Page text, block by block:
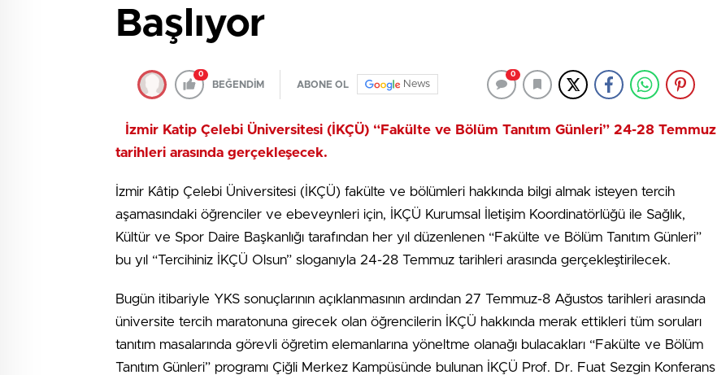
Başlıyor
0
BEĞENDİM ABONE OL News
0
İzmir Katip Çelebi Üniversitesi (İKÇÜ) “Fakülte ve Bölüm Tanıtım Günleri” 24-28 Temmuz
tarihleri arasında gerçekleşecek.
İzmir Kâtip Çelebi Üniversitesi (İKÇÜ) fakülte ve bölümleri hakkında bilgi almak isteyen tercih
aşamasındaki öğrenciler ve ebeveynleri için, İKÇÜ Kurumsal İletişim Koordinatörlüğü ile Sağlık,
Kültür ve Spor Daire Başkanlığı tarafından her yıl düzenlenen “Fakülte ve Bölüm Tanıtım Günleri”
bu yıl “Tercihiniz İKÇÜ Olsun” sloganıyla 24-28 Temmuz tarihleri arasında gerçekleştirilecek.
Bugün itibariyle YKS sonuçlarının açıklanmasının ardından 27 Temmuz-8 Ağustos tarihleri arasında
üniversite tercih maratonuna girecek olan öğrencilerin İKÇÜ hakkında merak ettikleri tüm soruları
tanıtım masalarında görevli öğretim elemanlarına yöneltme olanağı bulacakları “Fakülte ve Bölüm
Tanıtım Günleri” programı Çiğli Merkez Kampüsünde bulunan İKÇÜ Prof. Dr. Fuat Sezgin Konferans